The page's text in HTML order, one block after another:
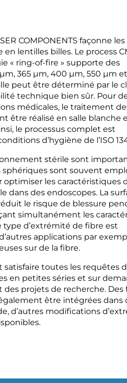
COMPONENTS façonne les
lentilles billes. Le process
« ring-of-fire » supporte des
365 µm, 400 µm, 550 µm
peut être déterminé par le
technique bien sûr. Pour
médicales, le traitement
être réalisé en salle blanche
le processus complet est
d’hygiène de l’ISO
stérile sont
sont souvent
les caractéristiques
dans des endoscopes. La
le risque de blessure
simultanément les
type d’extrémité de fibre est
applications par
sur de la fibre.
satisfaire toutes les requêtes
en petites séries et sur
projets de recherche. Des
être intégrées dans
d’autres modifications